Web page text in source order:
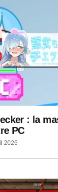
: la
PC
2026